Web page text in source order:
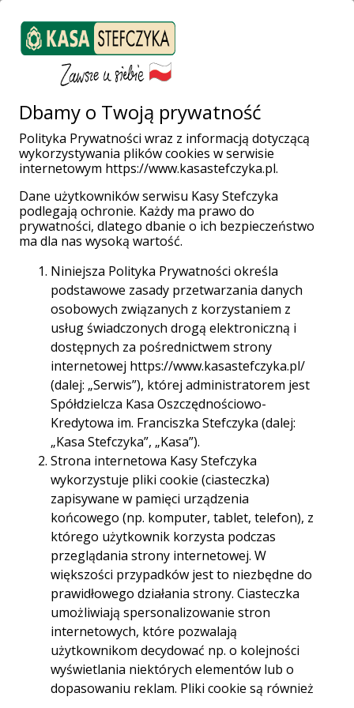
Weź pożyczkę
Załóż konto
Strona główna Kariera O Stefczyk Finanse
Poznaj nas
lepiej
Stefczyk Finanse zatrudnia około 2000
Pracowników do blisko 300 placówek Kasy
Stefczyka w całej Polsce. Wiemy jak dużą wartością
są zaangażowani Pracownicy, dlatego od lat
staramy się zapewnić
im jak najlepsze warunki. Widać tego efekty - ponad
50% Pracowników to osoby, które są z nami dłużej
niż 5 lat.
Dbamy o Twoją prywatność
Polityka Prywatności wraz z informacją dotyczącą
wykorzystywania plików cookies w serwisie
internetowym https://www.kasastefczyka.pl.
Dane użytkowników serwisu Kasy Stefczyka
podlegają ochronie. Każdy ma prawo do
prywatności, dlatego dbanie o ich bezpieczeństwo
ma dla nas wysoką wartość.
Niniejsza Polityka Prywatności określa
podstawowe zasady przetwarzania danych
osobowych związanych z korzystaniem z
usług świadczonych drogą elektroniczną i
dostępnych za pośrednictwem strony
internetowej https://www.kasastefczyka.pl/
(dalej: „Serwis”), której administratorem jest
Spółdzielcza Kasa Oszczędnościowo-
Kredytowa im. Franciszka Stefczyka (dalej:
„Kasa Stefczyka”, „Kasa”).
Strona internetowa Kasy Stefczyka
wykorzystuje pliki cookie (ciasteczka)
zapisywane w pamięci urządzenia
końcowego (np. komputer, tablet, telefon), z
którego użytkownik korzysta podczas
przeglądania strony internetowej. W
większości przypadków jest to niezbędne do
prawidłowego działania strony. Ciasteczka
umożliwiają spersonalizowanie stron
internetowych, które pozwalają
użytkownikom decydować np. o kolejności
wyświetlania niektórych elementów lub o
dopasowaniu reklam. Pliki cookie są również